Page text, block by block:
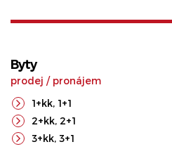
Byty
prodej / pronájem
1+kk, 1+1
2+kk, 2+1
3+kk, 3+1